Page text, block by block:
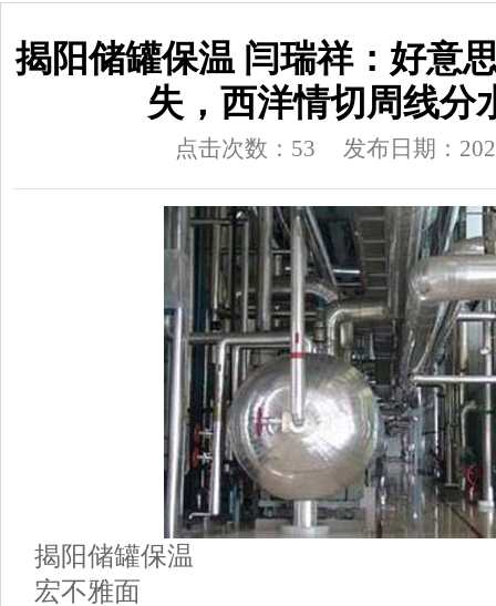
揭阳储罐保温 闫瑞祥：好意
失，西洋情切周线分
点击次数：53 发布日期：
揭阳储罐保温
宏不雅面